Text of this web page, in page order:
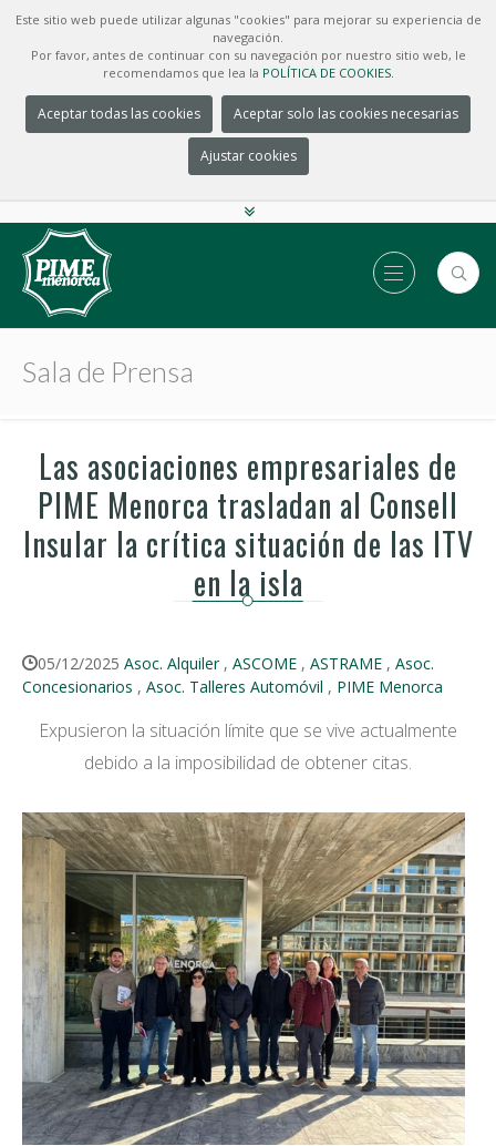
Este sitio web puede utilizar algunas "cookies" para mejorar su experiencia de
navegación.
Por favor, antes de continuar con su navegación por nuestro sitio web, le
recomendamos que lea la POLÍTICA DE COOKIES.
Aceptar todas las cookies Aceptar solo las cookies necesarias
Ajustar cookies
Sala de Prensa
Las asociaciones empresariales de
PIME Menorca trasladan al Consell
Insular la crítica situación de las ITV
en la isla
05/12/2025 Asoc. Alquiler , ASCOME , ASTRAME , Asoc.
Concesionarios , Asoc. Talleres Automóvil , PIME Menorca
Expusieron la situación límite que se vive actualmente
debido a la imposibilidad de obtener citas.